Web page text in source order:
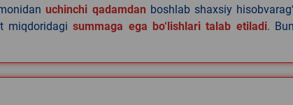
uchinchi qadamdan boshlab shaxsiy
miqdoridagisummaga ega bo‘lishlari talab etiladi.